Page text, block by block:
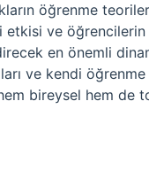
öğrenme
etkisi ve
en önemli
ve kendi
bireysel hem de